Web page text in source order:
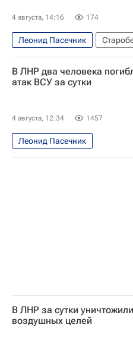
4 августа, 14:16 174
Леонид Пасечник
Луганская Народная
Вооруженные силы Украины
В ЛНР два человека
атак ВСУ за сутки
4 августа, 12:34 1457
Леонид Пасечник
Специальная военная
В ЛНР за сутки
воздушных целей